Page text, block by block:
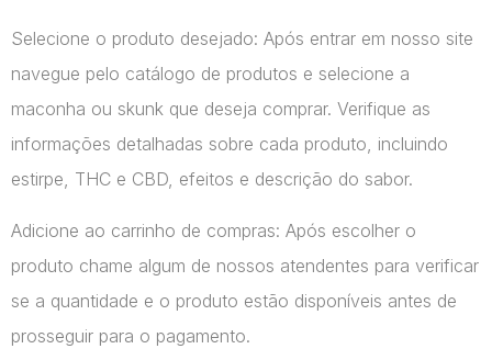
Selecione o produto desejado: Após entrar em nosso site
navegue pelo catálogo de produtos e selecione a
maconha ou skunk que deseja comprar. Verifique as
informações detalhadas sobre cada produto, incluindo
estirpe, THC e CBD, efeitos e descrição do sabor.
Adicione ao carrinho de compras: Após escolher o
produto chame algum de nossos atendentes para verificar
se a quantidade e o produto estão disponíveis antes de
prosseguir para o pagamento.